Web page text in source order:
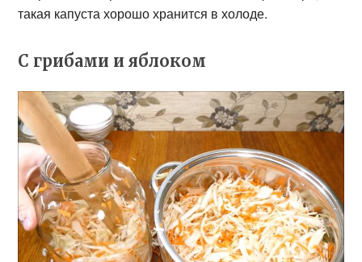
такая капуста хорошо хранится в холоде.
С грибами и яблоком